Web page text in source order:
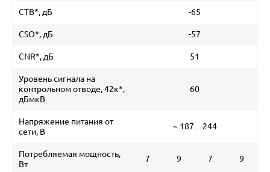
CTB*, дБ -65
CSO*, дБ -57
CNR*, дБ 51
Уровень сигнала на
контрольном отводе, 42к*,
дБмкВ
60
Напряжение питания от
сети, В
~ 187…244
Потребляемая мощность,
Вт
7 9 7 9